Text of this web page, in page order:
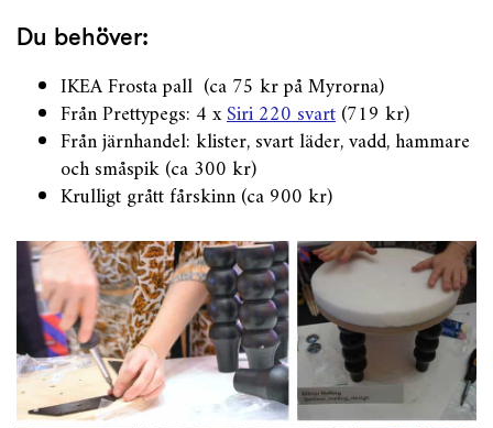
Du behöver:
IKEA Frosta pall (ca 75 kr på Myrorna)
Från Prettypegs: 4 xSiri 220 svart(719 kr)
Från järnhandel: klister, svart läder, vadd, hammare
och småspik (ca 300 kr)
Krulligt grått fårskinn (ca 900 kr)